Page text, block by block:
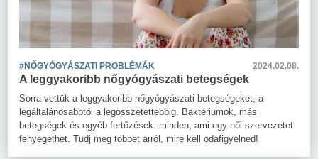
#NŐGYÓGYÁSZATI PROBLÉMÁK 2024.02.08.
A leggyakoribb nőgyógyászati betegségek
Sorra vettük a leggyakoribb nőgyógyászati betegségeket, a
legáltalánosabbtól a legösszetettebbig. Baktériumok, más
betegségek és egyéb fertőzések: minden, ami egy női szervezetet
fenyegethet. Tudj meg többet arról, mire kell odafigyelned!